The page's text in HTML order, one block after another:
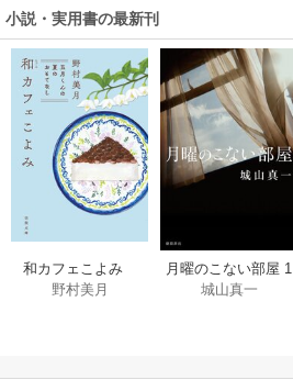
小説・実用書の最新刊
和カフェこよみ
五月くんの夏のお
野村美月
月曜のこない部屋 1
巻
城山真一